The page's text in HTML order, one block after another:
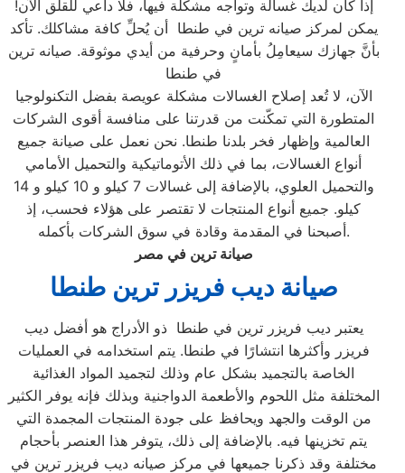
إذا كان لديك غسالة وتواجه مشكلة فيها، فلا داعي للقلق الآن!
يمكن لمركز صيانه ترين في طنطا أن يُحلِّ كافة مشاكلك. تأكد
بأنَّ جهازك سيعامِلُ بأمانٍ وحرفية من أيدي موثوقة. صيانه ترين
في طنطا
الآن، لا تُعد إصلاح الغسالات مشكلة عويصة بفضل التكنولوجيا
المتطورة التي تمكّنت من قدرتنا على منافسة أقوى الشركات
العالمية وإظهار فخر بلدنا طنطا. نحن نعمل على صيانة جميع
أنواع الغسالات، بما في ذلك الأتوماتيكية والتحميل الأمامي
والتحميل العلوي، بالإضافة إلى غسالات 7 كيلو و 10 كيلو و 14
كيلو. جميع أنواع المنتجات لا تقتصر على هؤلاء فحسب، إذ
أصبحنا في المقدمة وقادة في سوق الشركات بأكمله.
صيانة ترين في مصر
صيانة ديب فريزر ترين طنطا
يعتبر ديب فريزر ترين في طنطا ذو الأدراج هو أفضل ديب
فريزر وأكثرها انتشارًا في طنطا. يتم استخدامه في العمليات
الخاصة بالتجميد بشكل عام وذلك لتجميد المواد الغذائية
المختلفة مثل اللحوم والأطعمة الدواجنية وبذلك فإنه يوفر الكثير
من الوقت والجهد ويحافظ على جودة المنتجات المجمدة التي
يتم تخزينها فيه. بالإضافة إلى ذلك، يتوفر هذا العنصر بأحجام
مختلفة وقد ذكرنا جميعها في مركز صيانه ديب فريزر ترين في